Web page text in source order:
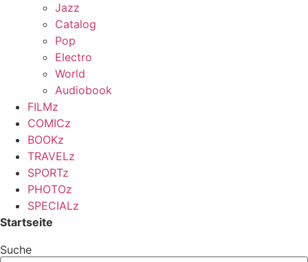
Jazz
Catalog
Pop
Electro
World
Audiobook
FILMz
COMICz
BOOKz
TRAVELz
SPORTz
PHOTOz
SPECIALz
Startseite
Suche